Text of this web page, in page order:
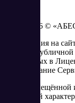
2023 - 2026 ©
Информация на
является
изложенных в
использование
Часть
рекламный